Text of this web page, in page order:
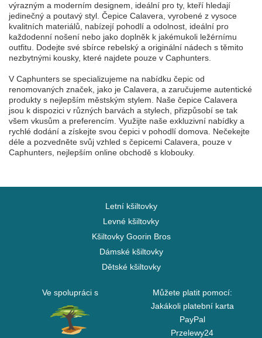
výrazným a moderním designem, ideální pro ty, kteří hledají
jedinečný a poutavý styl. Čepice Calavera, vyrobené z vysoce
kvalitních materiálů, nabízejí pohodlí a odolnost, ideální pro
každodenní nošení nebo jako doplněk k jakémukoli ležérnímu
outfitu. Dodejte své sbírce rebelský a originální nádech s těmito
nezbytnými kousky, které najdete pouze v Caphunters.
V Caphunters se specializujeme na nabídku čepic od
renomovaných značek, jako je Calavera, a zaručujeme autentické
produkty s nejlepším městským stylem. Naše čepice Calavera
jsou k dispozici v různých barvách a stylech, přizpůsobí se tak
všem vkusům a preferencím. Využijte naše exkluzivní nabídky a
rychlé dodání a získejte svou čepici v pohodlí domova. Nečekejte
déle a pozvedněte svůj vzhled s čepicemi Calavera, pouze v
Caphunters, nejlepším online obchodě s klobouky.
Letní kšiltovky
Levné kšiltovky
Kšiltovky Goorin Bros
Dámské kšiltovky
Dětské kšiltovky
Ve spolupráci s
Můžete platit pomocí:
Jakákoli platební karta
PayPal
Przelewy24